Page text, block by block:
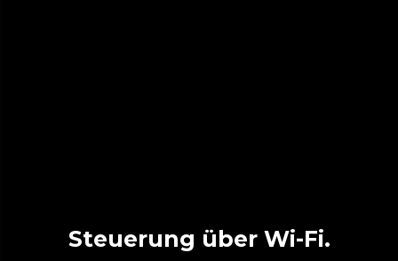
Steuerung über Wi-Fi.